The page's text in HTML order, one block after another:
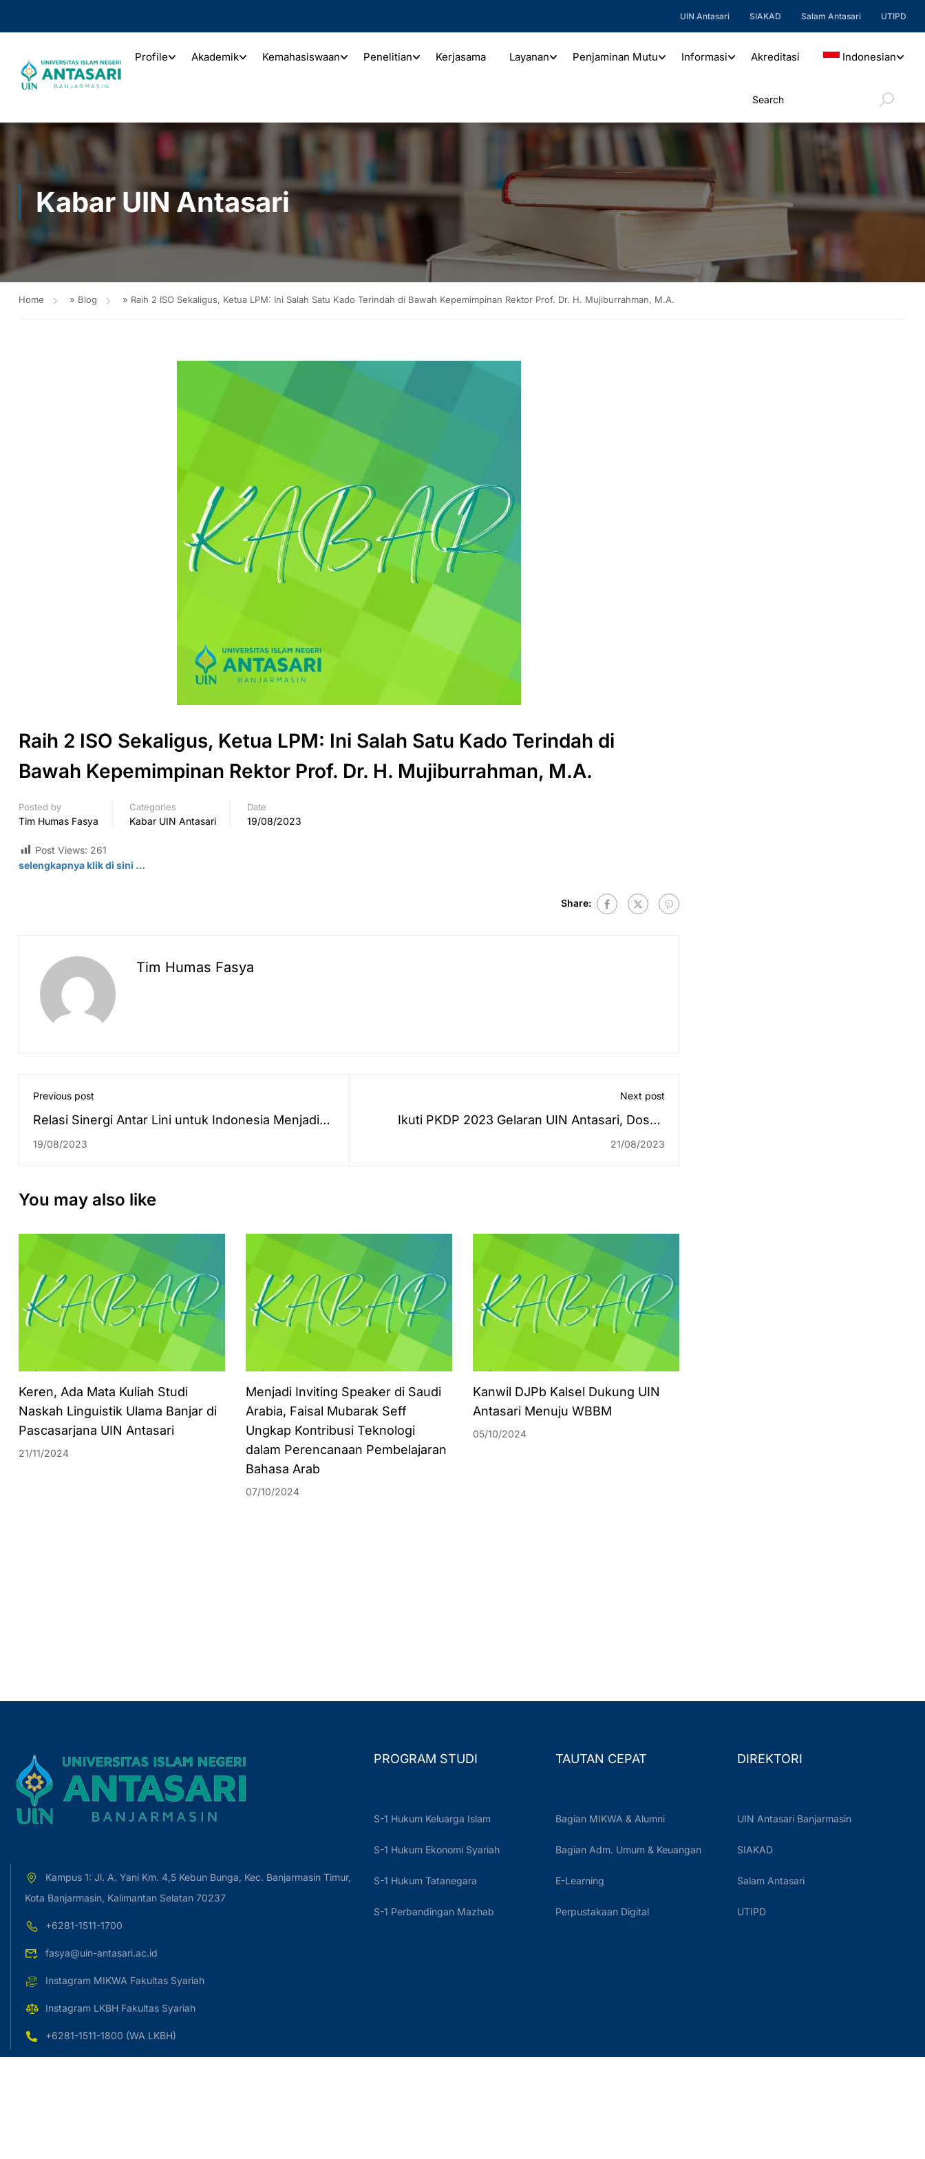
UIN Antasari SIAKAD Salam Antasari UTIPD
Profile Akademik Kemahasiswaan Penelitian Kerjasama Layanan Penjaminan Mutu Informasi Akreditasi Indonesian
Kabar UIN Antasari
Home » Blog » Raih 2 ISO Sekaligus, Ketua LPM: Ini Salah Satu Kado Terindah di Bawah Kepemimpinan Rektor Prof. Dr. H. Mujiburrahman, M.A.
Raih 2 ISO Sekaligus, Ketua LPM: Ini Salah Satu Kado Terindah di
Bawah Kepemimpinan Rektor Prof. Dr. H. Mujiburrahman, M.A.
Posted by
Tim Humas Fasya
Categories
Kabar UIN Antasari
Date
19/08/2023
Post Views: 261
selengkapnya klik di sini …
Share:
Tim Humas Fasya
Previous post
Relasi Sinergi Antar Lini untuk Indonesia Menjadi
Pusat Wisata Halal Dunia
19/08/2023
Next post
Ikuti PKDP 2023 Gelaran UIN Antasari, Dosen
UINSI: Acaranya Luar Biasa, Panitianya Luar Biasa,
21/08/2023
You may also like
Keren, Ada Mata Kuliah Studi
Naskah Linguistik Ulama Banjar di
Pascasarjana UIN Antasari
21/11/2024
Menjadi Inviting Speaker di Saudi
Arabia, Faisal Mubarak Seff
Ungkap Kontribusi Teknologi
dalam Perencanaan Pembelajaran
Bahasa Arab
07/10/2024
Kanwil DJPb Kalsel Dukung UIN
Antasari Menuju WBBM
05/10/2024
Kampus 1: Jl. A. Yani Km. 4,5 Kebun Bunga, Kec. Banjarmasin Timur,
Kota Banjarmasin, Kalimantan Selatan 70237
+6281-1511-1700
fasya@uin-antasari.ac.id
Instagram MIKWA Fakultas Syariah
Instagram LKBH Fakultas Syariah
+6281-1511-1800 (WA LKBH)
PROGRAM STUDI
S-1 Hukum Keluarga Islam
S-1 Hukum Ekonomi Syariah
S-1 Hukum Tatanegara
S-1 Perbandingan Mazhab
TAUTAN CEPAT
Bagian MIKWA & Alumni
Bagian Adm. Umum & Keuangan
E-Learning
Perpustakaan Digital
DIREKTORI
UIN Antasari Banjarmasin
SIAKAD
Salam Antasari
UTIPD